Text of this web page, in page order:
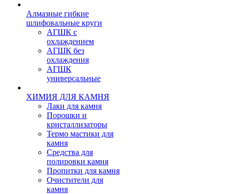
Алмазные гибкие
шлифовальные круги
АГШК с
охлаждением
АГШК без
охлаждения
АГШК
универсальные
ХИМИЯ ДЛЯ КАМНЯ
Лаки для камня
Порошки и
кристаллизаторы
Термо мастики для
камня
Средства для
полировки камня
Пропитки для камня
Очистители для
камня